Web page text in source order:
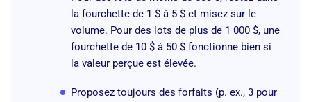
la fourchette de 1 $ à 5 $ et misez sur le
volume. Pour des lots de plus de 1 000 $, une
fourchette de 10 $ à 50 $ fonctionne bien si
la valeur perçue est élevée.
Proposez toujours des forfaits (p. ex., 3 pour